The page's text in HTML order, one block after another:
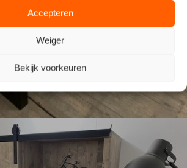
Accepteren
Weiger
Bekijk voorkeuren
ZITTEN